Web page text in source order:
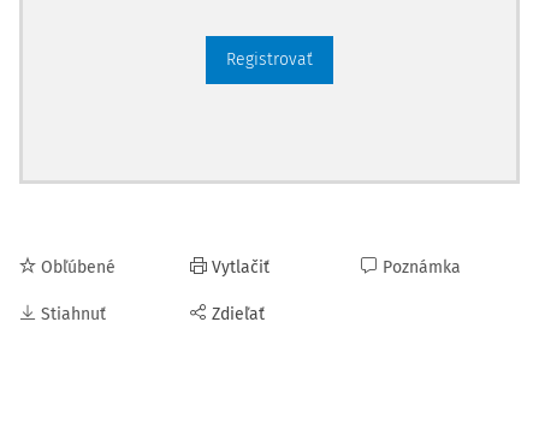
Registrovať
Obľúbené
Stiahnuť
Vytlačiť
Zdieľať
Poznámka